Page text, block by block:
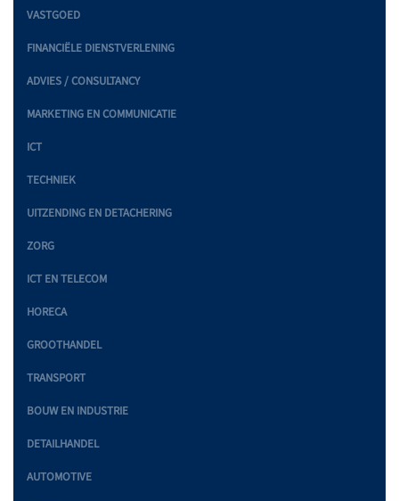
VASTGOED
FINANCIËLE DIENSTVERLENING
ADVIES / CONSULTANCY
MARKETING EN COMMUNICATIE
ICT
TECHNIEK
UITZENDING EN DETACHERING
ZORG
ICT EN TELECOM
HORECA
GROOTHANDEL
TRANSPORT
BOUW EN INDUSTRIE
DETAILHANDEL
AUTOMOTIVE